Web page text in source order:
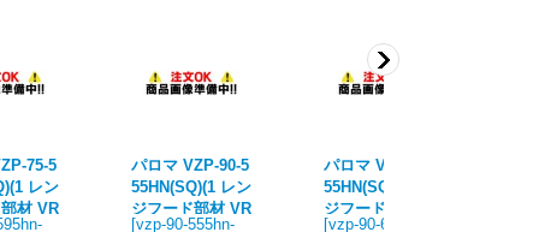
75-5
レン
材 VR
パロマ VZP-90-5
55HN(SQ)(1 レン
ジフード部材 VR
[vzp-90-555hn-
パロマ VZP-90-6
55HN(SQ)(1 レン
ジフード部材 VR
[vzp-90-655hn-